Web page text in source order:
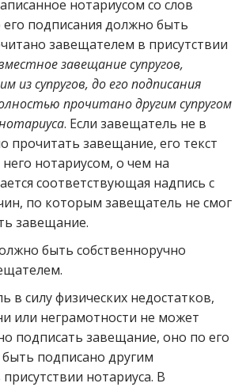
нотариусом со слов
подписания должно быть
завещателем в присутствии
завещание супругов,
из супругов, до его подписания
прочитано другим супругом
. Если завещатель не в
прочитать завещание, его текст
нотариусом, о чем на
соответствующая надпись с
по которым завещатель не смог
завещание.
быть собственноручно
в силу физических недостатков,
или неграмотности не может
подписать завещание, оно по его
подписано другим
нотариуса. В